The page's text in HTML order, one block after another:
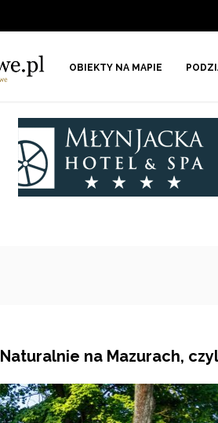
OBIEKTY NA MAPIE
Naturalnie na Mazurach,